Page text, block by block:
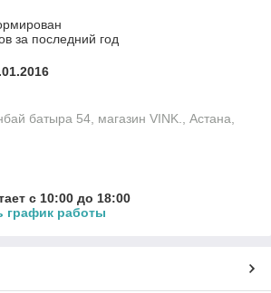
за последний год
батыра 54, магазин VINK., Астана,
с 10:00 до 18:00
график работы